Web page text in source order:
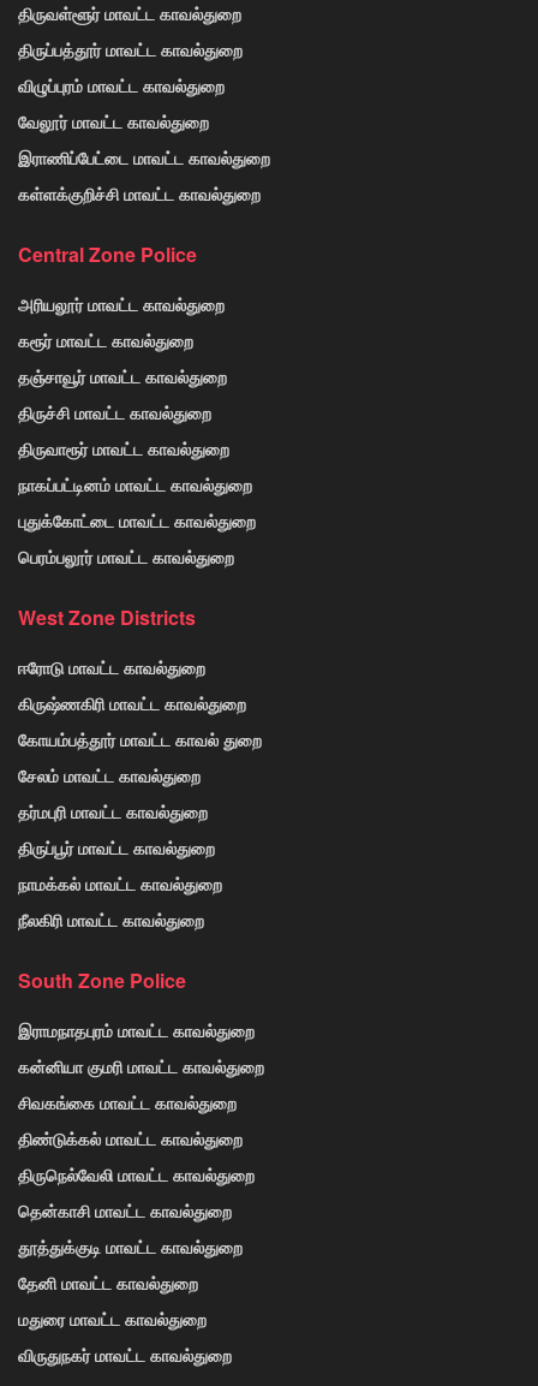
திருவள்ளூர் மாவட்ட காவல்துறை
திருப்பத்தூர் மாவட்ட காவல்துறை
விழுப்புரம் மாவட்ட காவல்துறை
வேலூர் மாவட்ட காவல்துறை
இராணிப்பேட்டை மாவட்ட காவல்துறை
கள்ளக்குறிச்சி மாவட்ட காவல்துறை
Central Zone Police
அரியலூர் மாவட்ட காவல்துறை
கரூர் மாவட்ட காவல்துறை
தஞ்சாவூர் மாவட்ட காவல்துறை
திருச்சி மாவட்ட காவல்துறை
திருவாரூர் மாவட்ட காவல்துறை
நாகப்பட்டினம் மாவட்ட காவல்துறை
புதுக்கோட்டை மாவட்ட காவல்துறை
பெரம்பலூர் மாவட்ட காவல்துறை
West Zone Districts
ஈரோடு மாவட்ட காவல்துறை
கிருஷ்ணகிரி மாவட்ட காவல்துறை
கோயம்பத்தூர் மாவட்ட காவல் துறை
சேலம் மாவட்ட காவல்துறை
தர்மபுரி மாவட்ட காவல்துறை
திருப்பூர் மாவட்ட காவல்துறை
நாமக்கல் மாவட்ட காவல்துறை
நீலகிரி மாவட்ட காவல்துறை
South Zone Police
இராமநாதபுரம் மாவட்ட காவல்துறை
கன்னியா குமரி மாவட்ட காவல்துறை
சிவகங்கை மாவட்ட காவல்துறை
திண்டுக்கல் மாவட்ட காவல்துறை
திருநெல்வேலி மாவட்ட காவல்துறை
தென்காசி மாவட்ட காவல்துறை
தூத்துக்குடி மாவட்ட காவல்துறை
தேனி மாவட்ட காவல்துறை
மதுரை மாவட்ட காவல்துறை
விருதுநகர் மாவட்ட காவல்துறை